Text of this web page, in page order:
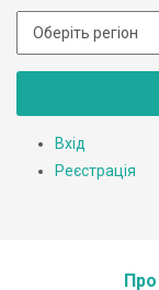
Вхід
Реєстрація
Про